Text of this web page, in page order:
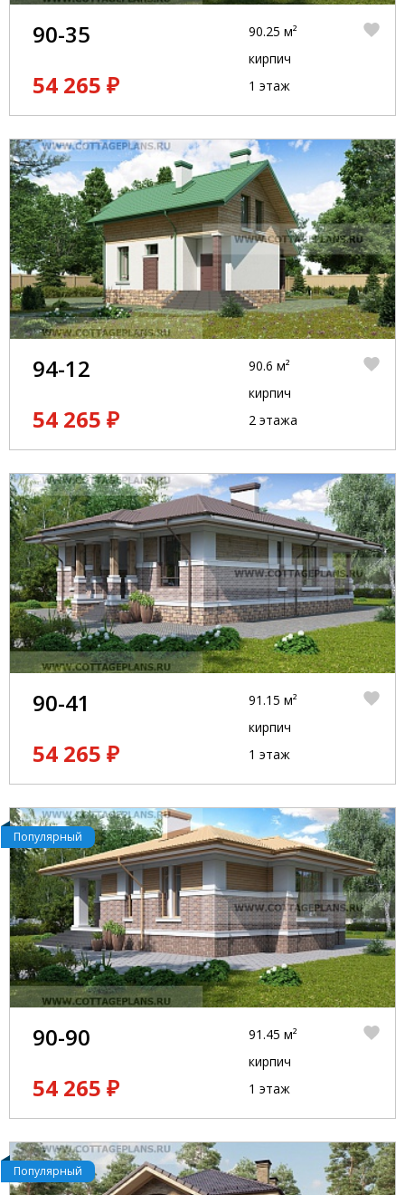
90-35
54 265 ₽
90.25 м²
кирпич
1 этаж
94-12
54 265 ₽
90.6 м²
кирпич
2 этажа
90-41
54 265 ₽
91.15 м²
кирпич
1 этаж
Популярный
90-90
54 265 ₽
91.45 м²
кирпич
1 этаж
Популярный